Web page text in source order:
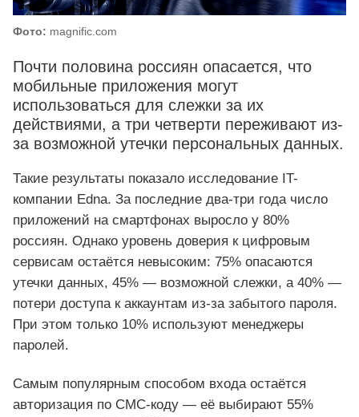
Фото: magnific.com
Почти половина россиян опасается, что
мобильные приложения могут
использоваться для слежки за их
действиями, а три четверти переживают из-
за возможной утечки персональных данных.
Такие результаты показало исследование IT-
компании Edna. За последние два-три года число
приложений на смартфонах выросло у 80%
россиян. Однако уровень доверия к цифровым
сервисам остаётся невысоким: 75% опасаются
утечки данных, 45% — возможной слежки, а 40% —
потери доступа к аккаунтам из-за забытого пароля.
При этом только 10% используют менеджеры
паролей.
Самым популярным способом входа остаётся
авторизация по СМС-коду — её выбирают 55%